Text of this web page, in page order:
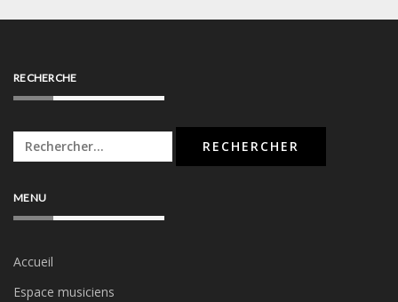
RECHERCHE
Rechercher :
MENU
Accueil
Espace musiciens